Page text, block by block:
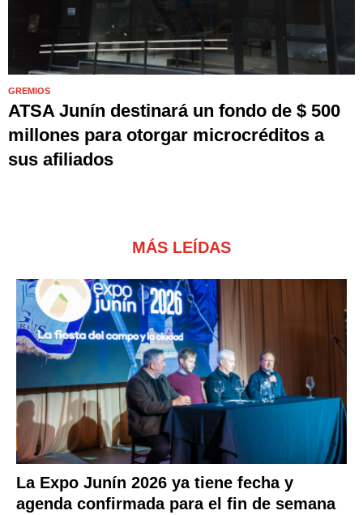
GREMIOS
ATSA Junín destinará un fondo de $ 500
millones para otorgar microcréditos a
sus afiliados
MÁS LEÍDAS
La Expo Junín 2026 ya tiene fecha y
agenda confirmada para el fin de semana